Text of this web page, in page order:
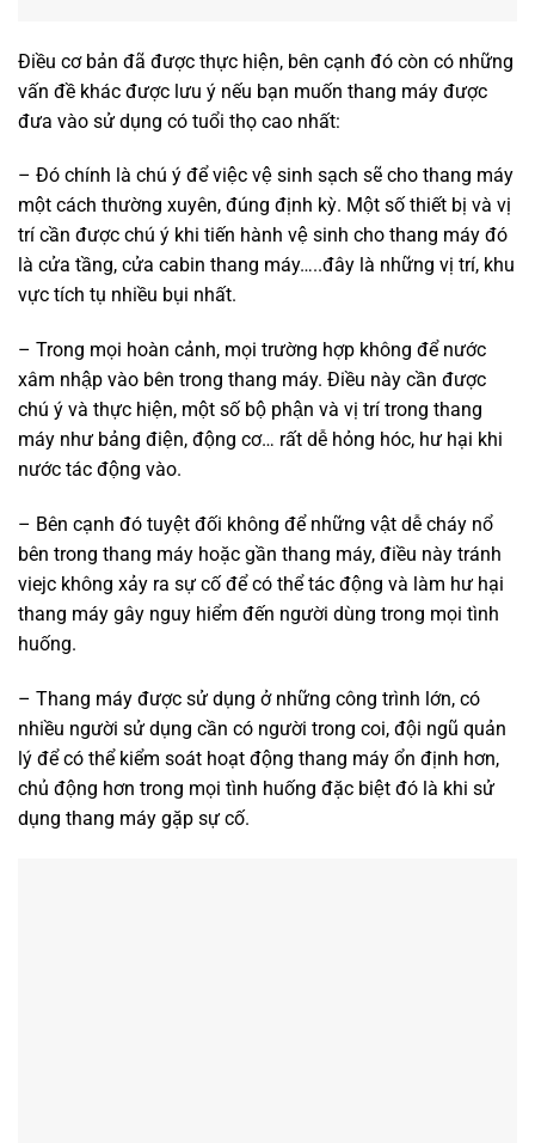
Điều cơ bản đã được thực hiện, bên cạnh đó còn có những
vấn đề khác được lưu ý nếu bạn muốn thang máy được
đưa vào sử dụng có tuổi thọ cao nhất:
– Đó chính là chú ý để việc vệ sinh sạch sẽ cho thang máy
một cách thường xuyên, đúng định kỳ. Một số thiết bị và vị
trí cần được chú ý khi tiến hành vệ sinh cho thang máy đó
là cửa tầng, cửa cabin thang máy…..đây là những vị trí, khu
vực tích tụ nhiều bụi nhất.
– Trong mọi hoàn cảnh, mọi trường hợp không để nước
xâm nhập vào bên trong thang máy. Điều này cần được
chú ý và thực hiện, một số bộ phận và vị trí trong thang
máy như bảng điện, động cơ… rất dễ hỏng hóc, hư hại khi
nước tác động vào.
– Bên cạnh đó tuyệt đối không để những vật dễ cháy nổ
bên trong thang máy hoặc gần thang máy, điều này tránh
viejc không xảy ra sự cố để có thể tác động và làm hư hại
thang máy gây nguy hiểm đến người dùng trong mọi tình
huống.
– Thang máy được sử dụng ở những công trình lớn, có
nhiều người sử dụng cần có người trong coi, đội ngũ quản
lý để có thể kiểm soát hoạt động thang máy ổn định hơn,
chủ động hơn trong mọi tình huống đặc biệt đó là khi sử
dụng thang máy gặp sự cố.